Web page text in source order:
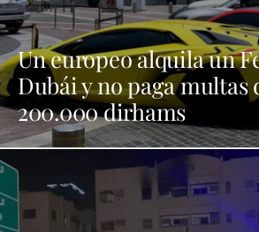
Un europeo alquila un
Dubái y no paga multas
200.000 dirhams